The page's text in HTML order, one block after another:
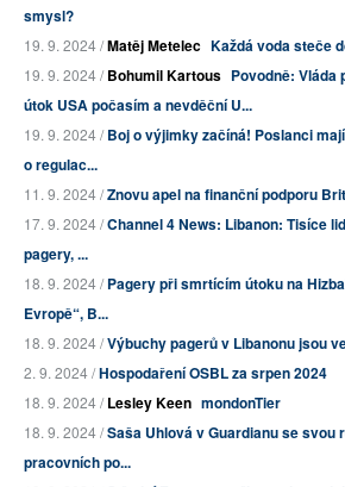
smysl?
19. 9. 2024 /Matěj Metelec Každá voda steče
19. 9. 2024 /Bohumil Kartous Povodně: Vláda
útok USA počasím a nevděční U...
19. 9. 2024 /Boj o výjimky začíná! Poslanci
o regulac...
11. 9. 2024 /Znovu apel na finanční podporu
17. 9. 2024 /Channel 4 News: Libanon: Tisíce
pagery, ...
18. 9. 2024 /Pagery při smrtícím útoku na
Evropě“, B...
18. 9. 2024 /Výbuchy pagerů v Libanonu jsou
2. 9. 2024 /Hospodaření OSBL za srpen 2024
18. 9. 2024 /Lesley Keen mondonTier
18. 9. 2024 /Saša Uhlová v Guardianu se svou
pracovních po...